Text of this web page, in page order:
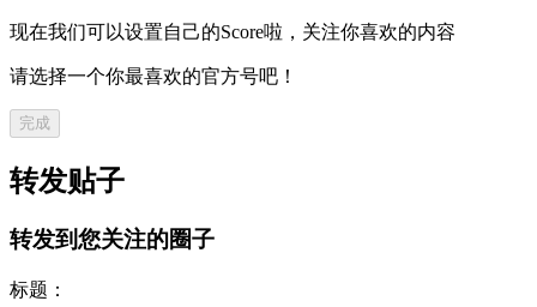
现在我们可以设置自己的Score啦，关注你喜欢的内容
请选择一个你最喜欢的官方号吧！
完成
转发贴子
转发到您关注的圈子
标题：